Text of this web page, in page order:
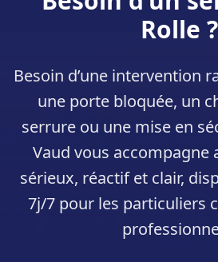
Rolle ?
Besoin d’une intervention
une porte bloquée, un
serrure ou une mise en
Vaud vous accompagne
sérieux, réactif et clair,
7j/7 pour les particuliers